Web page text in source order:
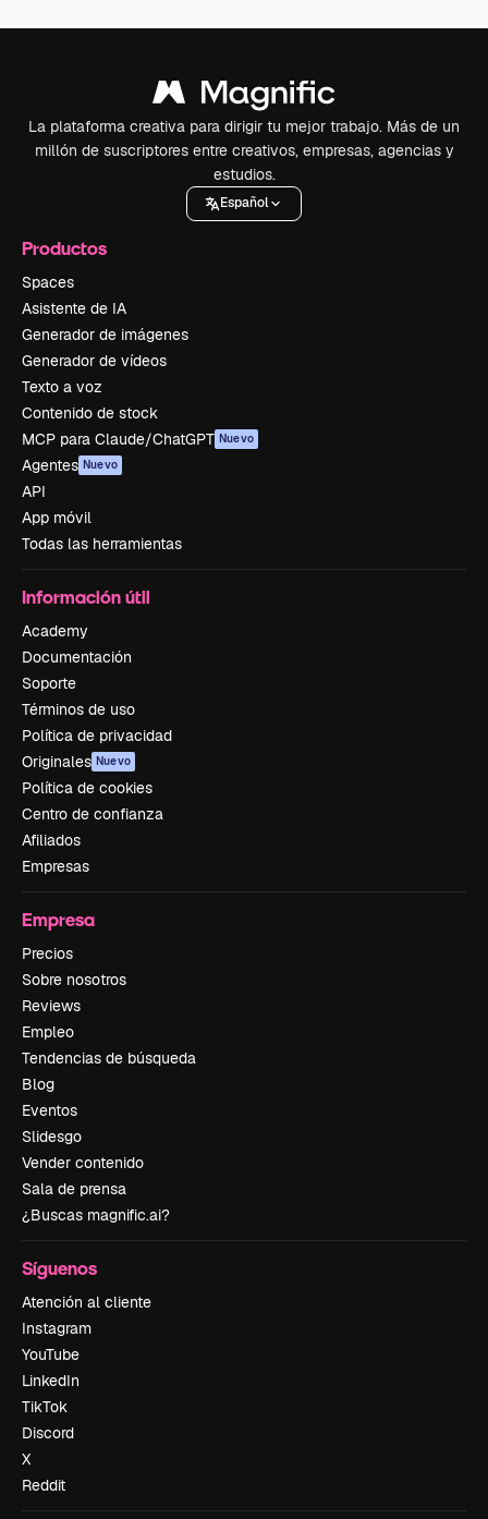
La plataforma creativa para dirigir tu mejor trabajo. Más de un
millón de suscriptores entre creativos, empresas, agencias y
estudios.
Español
Productos
Spaces
Asistente de IA
Generador de imágenes
Generador de vídeos
Texto a voz
Contenido de stock
MCP para Claude/ChatGPT Nuevo
Agentes Nuevo
API
App móvil
Todas las herramientas
Información útil
Academy
Documentación
Soporte
Términos de uso
Política de privacidad
Originales Nuevo
Política de cookies
Centro de confianza
Afiliados
Empresas
Empresa
Precios
Sobre nosotros
Reviews
Empleo
Tendencias de búsqueda
Blog
Eventos
Slidesgo
Vender contenido
Sala de prensa
¿Buscas magnific.ai?
Síguenos
Atención al cliente
Instagram
YouTube
LinkedIn
TikTok
Discord
X
Reddit